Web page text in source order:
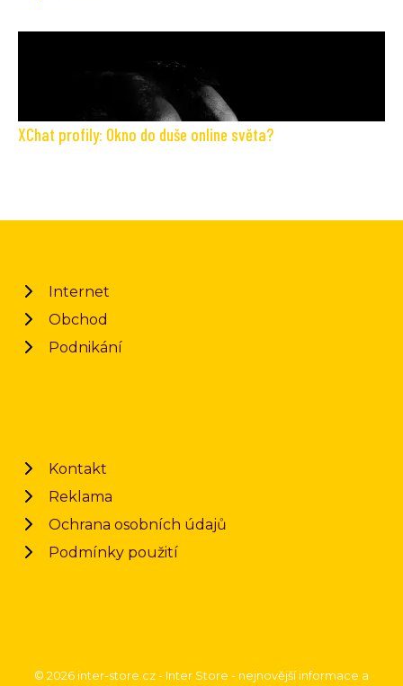
XChat profily: Okno do duše online světa?
Internet
Obchod
Podnikání
Kontakt
Reklama
Ochrana osobních údajů
Podmínky použití
© 2026 inter-store.cz - Inter Store - nejnovější informace a